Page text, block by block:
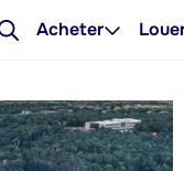
Acheter